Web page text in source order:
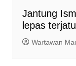
Jantung
lepas
Wartawan